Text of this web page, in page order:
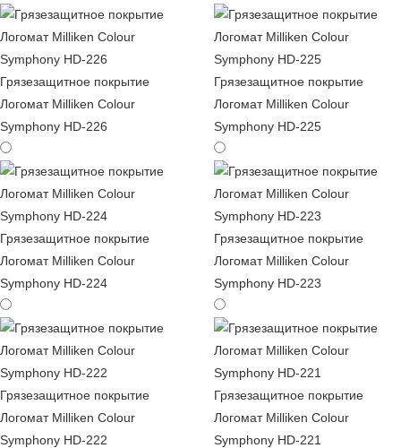
Грязезащитное покрытие
Логомат Milliken Colour
Symphony HD-226
Грязезащитное покрытие
Логомат Milliken Colour
Symphony HD-225
Грязезащитное покрытие
Логомат Milliken Colour
Symphony HD-224
Грязезащитное покрытие
Логомат Milliken Colour
Symphony HD-223
Грязезащитное покрытие
Логомат Milliken Colour
Symphony HD-222
Грязезащитное покрытие
Логомат Milliken Colour
Symphony HD-221